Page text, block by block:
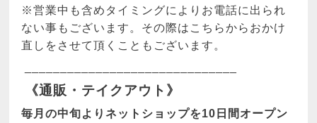
※営業中も含めタイミングによりお電話に出られ
ない事もございます。その際はこちらからおかけ
直しをさせて頂くこともございます。
《通販・テイクアウト》
毎月の中旬よりネットショップを10日間オープン